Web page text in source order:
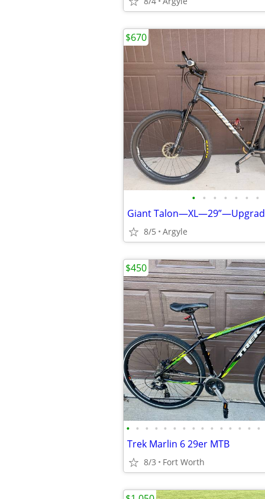
• • • • • • •
Giant
8/5 Argyle
$670
• • • • • • • • • • • • • • •
Trek Marlin 6 29er MTB
8/3 Fort Worth
$450